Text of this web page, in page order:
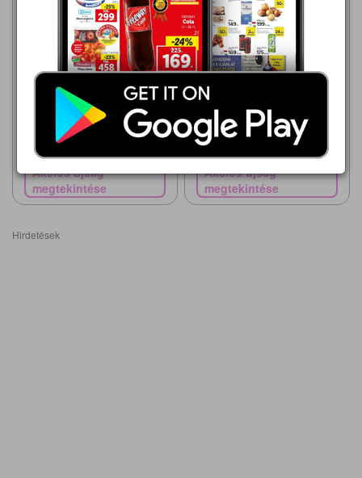
2026.08.03 - 08.14
2 699,00 Ft
MAYBELLINE INSTANT ANTI
AGE ERASER EYE 00 IVORY
FOLYÉKONY KORREKTOR
Akciós újság
megtekintése
Rossmann
2026.08.03 - 08.14
3 199,00 Ft
MAYBELLINE LIFTER GEL
OLAJOS AJAKÁPOLÓ
Akciós újság
megtekintése
Hirdetések